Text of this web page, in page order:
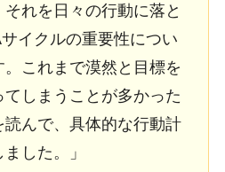
れを日々の行動に落と
イクルの重要性につい
これまで漠然と目標を
しまうことが多かった
んで、具体的な行動計
した。」